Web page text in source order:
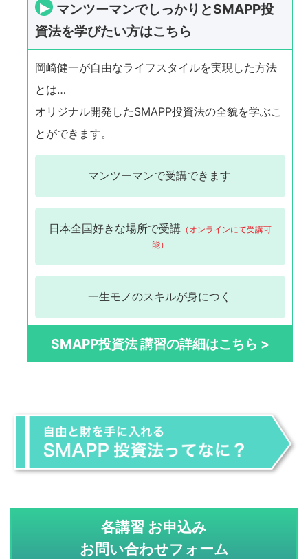
マンツーマンでしっかりとSMAPP投
資法を学びたい方はこちら
岡崎健一が自由なライフスタイルを実現した方法
とは…
オリジナル開発したSMAPP投資法の全貌を学ぶこ
とができます。
マンツーマンで受講できます
日本全国好きな場所で受講 （オンラインにて受講可
能）
一生モノのスキルが身につく
SMAPP投資法 講習の詳細はこちら >
各講習 お申込み
お問い合わせフォーム